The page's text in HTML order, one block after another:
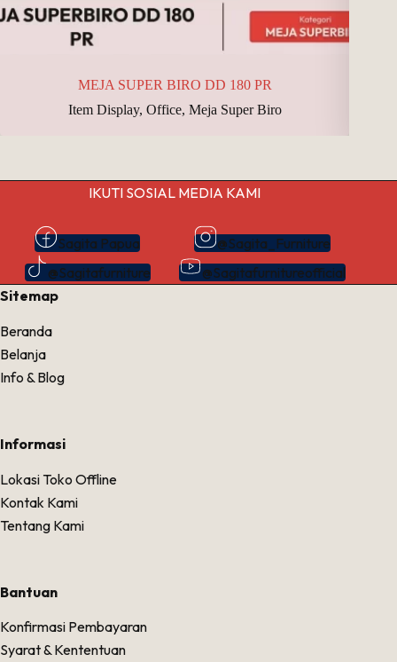
MEJA SUPER BIRO DD 180 PR
Item Display, Office, Meja Super Biro
IKUTI SOSIAL MEDIA KAMI
Sagita Papua
@Sagita_Furniture
@Sagitafurniture
@Sagitafurnitureofficial
Sitemap
Beranda
Belanja
Info & Blog
Informasi
Lokasi Toko Offline
Kontak Kami
Tentang Kami
Bantuan
Konfirmasi Pembayaran
Syarat & Kententuan